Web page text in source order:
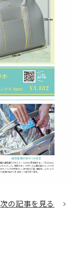
次の記事を見る